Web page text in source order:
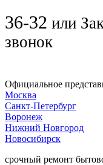
36-32 или
звонок
Официальное
Москва
Санкт-Петербург
Воронеж
Нижний Новгород
Новосибирск
срочный ремонт